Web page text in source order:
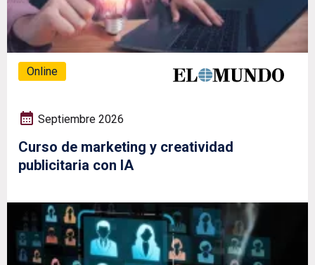
Online
Septiembre 2026
Curso de marketing y creatividad
publicitaria con IA